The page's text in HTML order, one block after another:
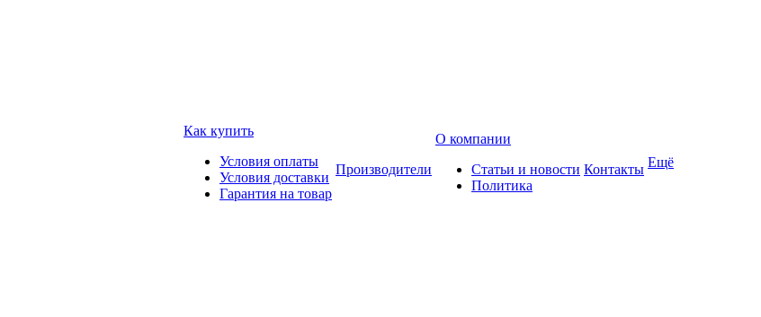
Как купить
Условия оплаты
Условия доставки
Гарантия на товар
Производители
О компании
Статьи и новости
Политика
Контакты Ещё